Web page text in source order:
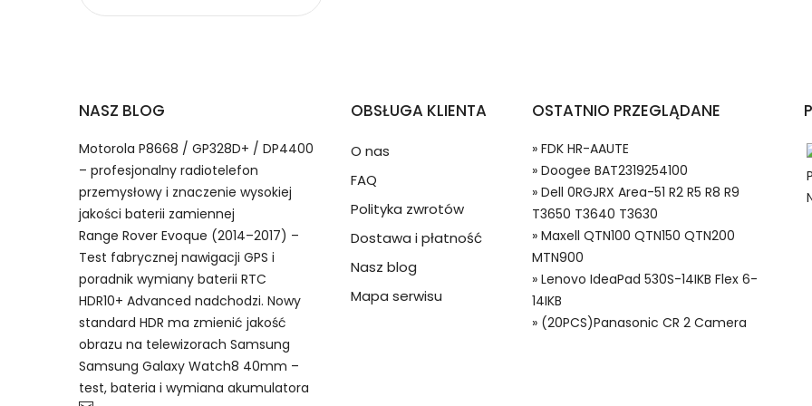
Dzięki ochronie kupujących w systemie PayPal możesz odzyskać całkowitą wartość
przedmiot do Ciebie nie dotrze lub będzie się znacznie różnić od opisu.
Model urządzenia
Numer produktu baterii
REMS BF-A36 bateria, BF-A36 Kompatybilna Bateria, Alternatywna bateria do REMS BF-A36,REMS
NASZ BLOG
Motorola P8668 / GP328D+ / DP4400
– profesjonalny radiotelefon
przemysłowy i znaczenie wysokiej
jakości baterii zamiennej
Range Rover Evoque (2014–2017) –
Test fabrycznej nawigacji GPS i
poradnik wymiany baterii RTC
HDR10+ Advanced nadchodzi. Nowy
standard HDR ma zmienić jakość
obrazu na telewizorach Samsung
Samsung Galaxy Watch8 40mm –
test, bateria i wymiana akumulatora
OBSŁUGA KLIENTA
O nas
FAQ
Polityka zwrotów
Dostawa i płatność
Nasz blog
Mapa serwisu
OSTATNIO PRZEGLĄDANE
» FDK HR-AAUTE
» Doogee BAT2319254100
» Dell 0RGJRX Area-51 R2 R5 R8 R9
T3650 T3640 T3630
» Maxell QTN100 QTN150 QTN200
MTN900
» Lenovo IdeaPad 530S-14IKB Flex 6-
14IKB
» (20PCS)Panasonic CR 2 Camera